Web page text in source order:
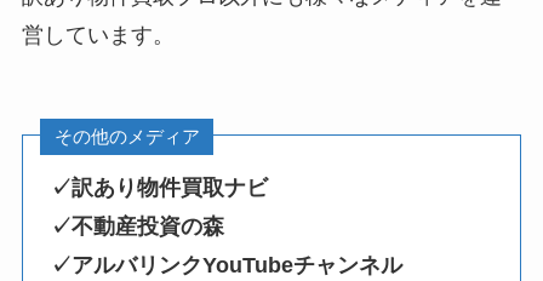
営しています。
その他のメディア
✓訳あり物件買取ナビ
✓不動産投資の森
✓アルバリンクYouTubeチャンネル